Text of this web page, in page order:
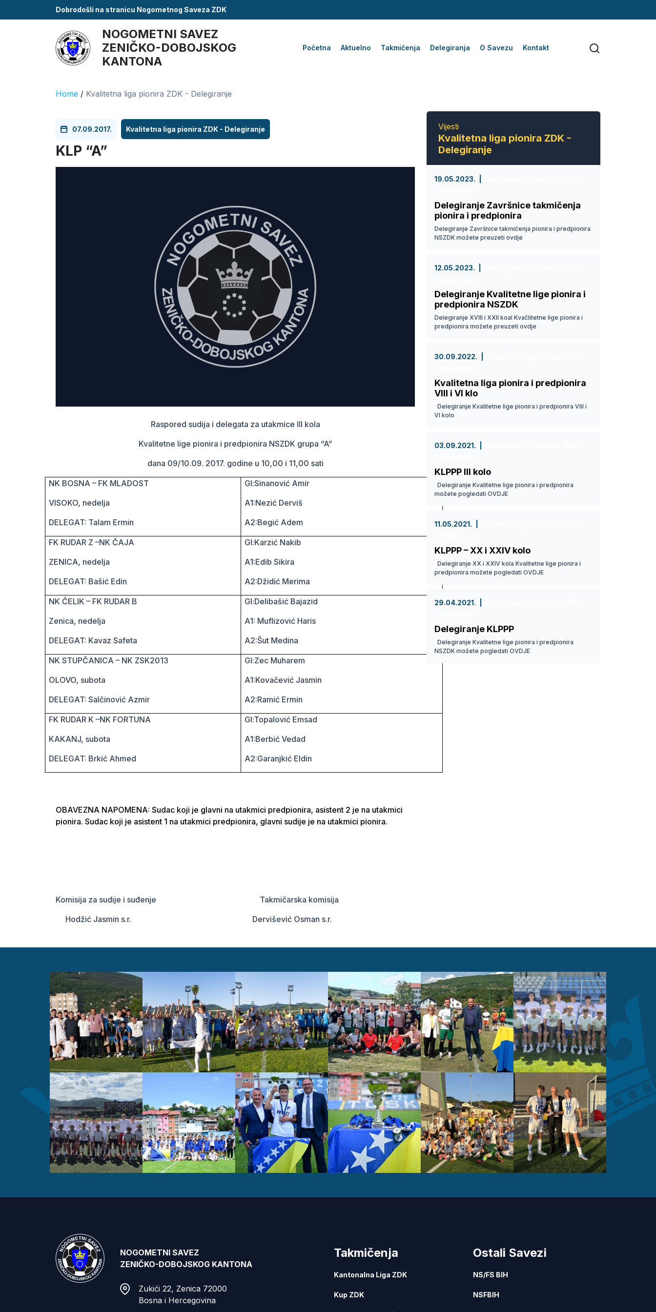
Dobrodošli na stranicu Nogometnog Saveza ZDK
NOGOMETNI SAVEZ
ZENIČKO-DOBOJSKOG
KANTONA
Početna Aktuelno Takmičenja Delegiranja O Savezu Kontakt
Home / Kvalitetna liga pionira ZDK - Delegiranje
07.09.2017. Kvalitetna liga pionira ZDK - Delegiranje
KLP “A”
Raspored sudija i delegata za utakmice III kola
Kvalitetne lige pionira i predpionira NSZDK grupa “A”
dana 09/10.09. 2017. godine u 10,00 i 11,00 sati
NK BOSNA – FK MLADOST
VISOKO, nedelja
DELEGAT: Talam Ermin
Gl:Sinanović Amir
A1:Nezić Derviš
A2:Begić Adem
FK RUDAR Z –NK ČAJA
ZENICA, nedelja
DELEGAT: Bašić Edin
Gl:Karzić Nakib
A1:Edib Sikira
A2:Džidić Merima
NK ČELIK – FK RUDAR B
Zenica, nedelja
DELEGAT: Kavaz Safeta
Gl:Delibašić Bajazid
A1: Muflizović Haris
A2:Šut Medina
NK STUPČANICA – NK ZSK2013
OLOVO, subota
DELEGAT: Salčinović Azmir
Gl:Zec Muharem
A1:Kovačević Jasmin
A2:Ramić Ermin
FK RUDAR K –NK FORTUNA
KAKANJ, subota
DELEGAT: Brkić Ahmed
Gl:Topalović Emsad
A1:Berbić Vedad
A2:Garanjkić Eldin
OBAVEZNA NAPOMENA: Sudac koji je glavni na utakmici predpionira, asistent 2 je na utakmici
pionira. Sudac koji je asistent 1 na utakmici predpionira, glavni sudije je na utakmici pionira.
Komisija za sudije i suđenje Takmičarska komisija
Hodžić Jasmin s.r. Dervišević Osman s.r.
Vijesti
Kvalitetna liga pionira ZDK -
Delegiranje
19.05.2023.
Delegiranje Završnice takmičenja
pionira i predpionira
Delegiranje Završnice takmičenja pionira i predpionira
NSZDK možete preuzeti ovdje
12.05.2023.
Delegiranje Kvalitetne lige pionira i
predpionira NSZDK
Delegiranje XVIII i XXII koal Kvačlitetne lige pionira i
predpionira možete preuzeti ovdje
30.09.2022.
Kvalitetna liga pionira i predpionira
VIII i VI klo
Delegiranje Kvalitetne lige pionira i predpionira VIII i
VI kolo
03.09.2021.
KLPPP III kolo
Delegiranje Kvalitetne lige pionira i predpionira
možete pogledati OVDJE
11.05.2021.
KLPPP – XX i XXIV kolo
Delegiranje XX i XXIV kola Kvalitetne lige pionira i
predpionira možete pogledati OVDJE
29.04.2021.
Delegiranje KLPPP
Delegiranje Kvalitetne lige pionira i predpionira
NSZDK možete pogledati OVDJE
NOGOMETNI SAVEZ
ZENIČKO-DOBOJSKOG KANTONA
Zukići 22, Zenica 72000
Bosna i Hercegovina
Takmičenja
Kantonalna Liga ZDK
Kup ZDK
Ostali Savezi
NS/FS BIH
NSFBIH